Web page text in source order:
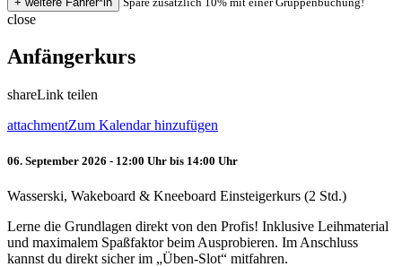
close
Anfängerkurs
shareLink teilen
attachmentZum Kalendar hinzufügen
06. September 2026 - 12:00 Uhr bis 14:00 Uhr
Wasserski, Wakeboard & Kneeboard Einsteigerkurs (2 Std.)
Lerne die Grundlagen direkt von den Profis! Inklusive Leihmaterial
und maximalem Spaßfaktor beim Ausprobieren. Im Anschluss
kannst du direkt sicher im „Üben-Slot“ mitfahren.